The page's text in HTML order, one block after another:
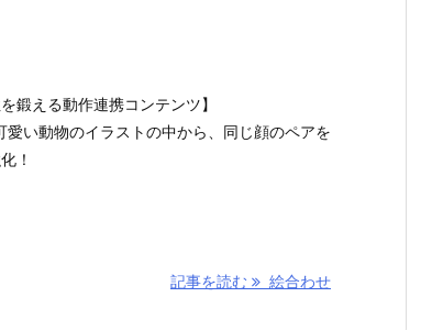
鍛える動作連携コンテンツ】
い動物のイラストの中から、同じ顔のペアを
！
記事を読む 絵合わせ